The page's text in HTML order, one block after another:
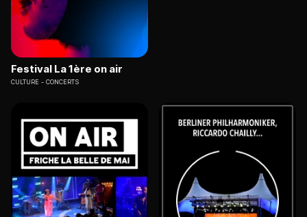
Festival La 1ère on air
CULTURE CONCERTS